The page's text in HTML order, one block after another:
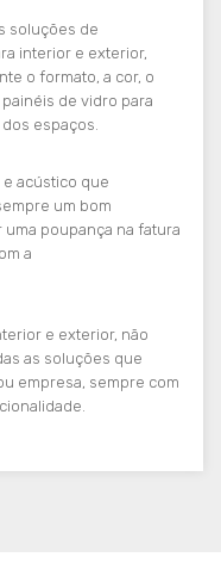
soluções de
interior e exterior,
o formato, a cor, o
de vidro para
espaços.
acústico que
um bom
poupança na fatura
a
e exterior, não
as soluções que
empresa, sempre com